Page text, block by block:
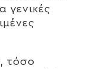
γενικές
τόσο